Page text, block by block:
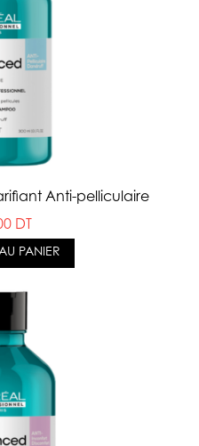
Anti-pelliculaire
DT
PANIER